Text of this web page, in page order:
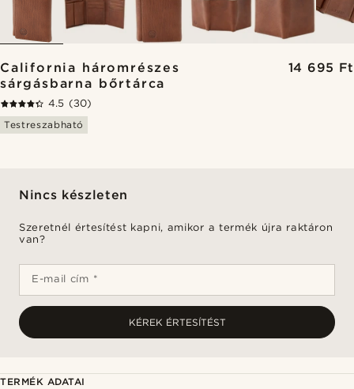
California háromrészes
sárgásbarna bőrtárca
14 695 Ft
4.5 (30)
Testreszabható
Nincs készleten
Szeretnél értesítést kapni, amikor a termék újra raktáron
van?
E-mail cím *
KÉREK ÉRTESÍTÉST
TERMÉK ADATAI